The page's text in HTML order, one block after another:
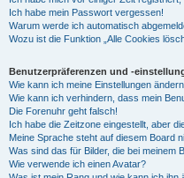
Ich habe mein Passwort vergessen!
Warum werde ich automatisch
Wozu ist die Funktion „Alle Cookies
Benutzerpräferenzen und -
Wie kann ich meine Einstellungen
Wie kann ich verhindern, dass mein
Die Forenuhr geht falsch!
Ich habe die Zeitzone eingestellt, aber
Meine Sprache steht auf diesem Board
Was sind das für Bilder, die bei meinem
Wie verwende ich einen Avatar?